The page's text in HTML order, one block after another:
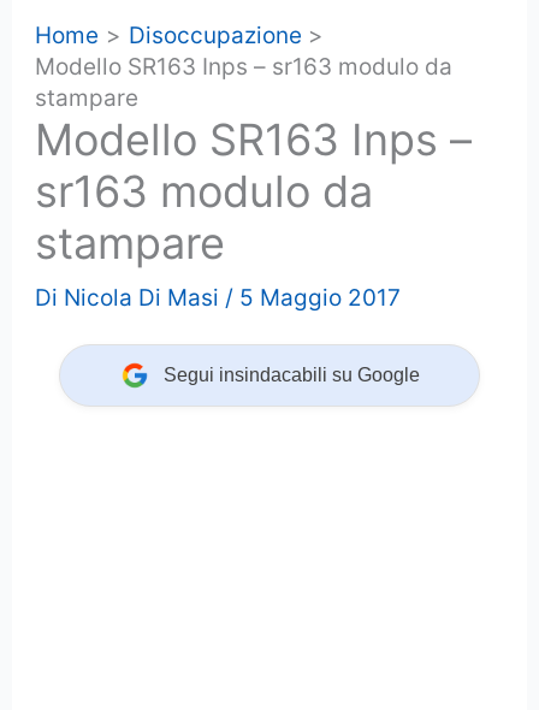
Home
Disoccupazione
Modello SR163 Inps – sr163 modulo da
stampare
Modello SR163 Inps –
sr163 modulo da
stampare
Di Nicola Di Masi / 5 Maggio 2017
Segui insindacabili su Google